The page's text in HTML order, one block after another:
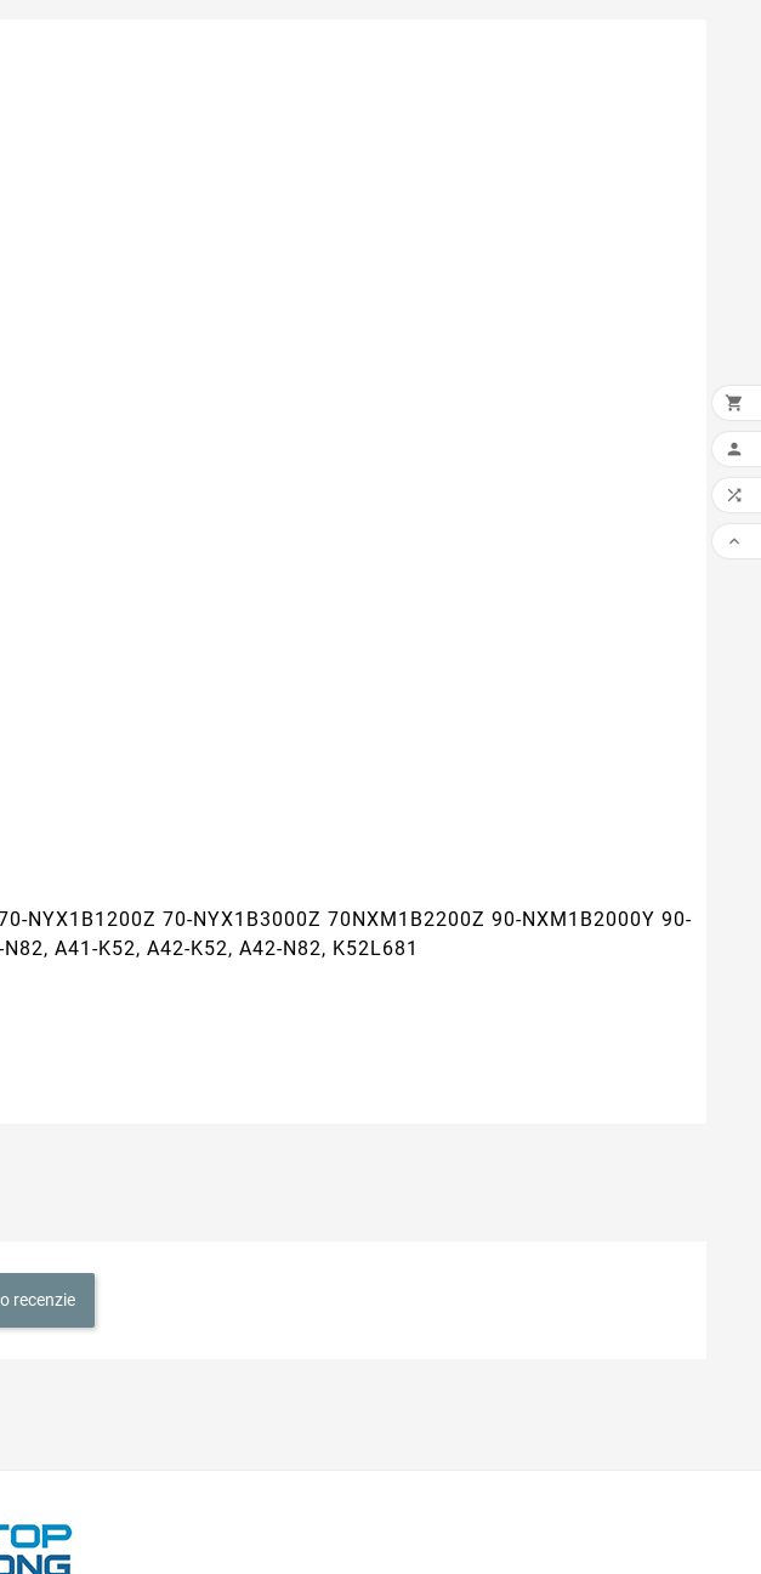
NYX1B1200Z 70-NYX1B3000Z 70NXM1B2200Z 90-NXM1B2000Y 90-
A41-K52, A42-K52, A42-N82, K52L681
recenzie



